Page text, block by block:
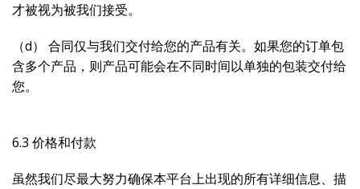
才被视为被我们接受。
（d） 合同仅与我们交付给您的产品有关。如果您的订单包
含多个产品，则产品可能会在不同时间以单独的包装交付给
您。
6.3 价格和付款
虽然我们尽最大努力确保本平台上出现的所有详细信息、描